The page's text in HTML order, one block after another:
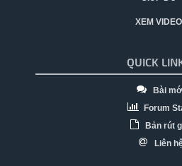
XEM VIDEO
QUICK
Bài
Forum
Bản rút
Liên